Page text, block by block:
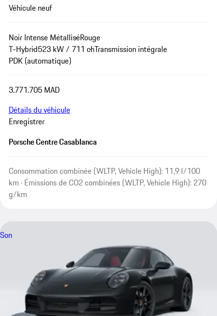
Véhicule neuf
Noir Intense MétalliséRouge
T-Hybrid523 kW / 711 chTransmission intégrale
PDK (automatique)
3.771.705 MAD
Détails du véhicule
Enregistrer
Porsche Centre Casablanca
Consommation combinée (WLTP, Vehicle High): 11,9 l/100
km · Émissions de CO2 combinées (WLTP, Vehicle High): 270
g/km
Son